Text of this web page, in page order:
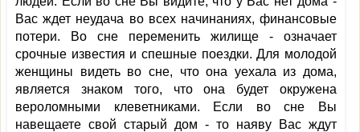
Вас ждет неудача во всех начинаниях, финансовые
потери. Во сне переменить жилище - означает
срочные известия и спешные поездки. Для молодой
женщины видеть во сне, что она уехала из дома,
является знаком того, что она будет окружена
вероломными клеветниками. Если во сне Вы
навещаете свой старый дом - то наяву Вас ждут